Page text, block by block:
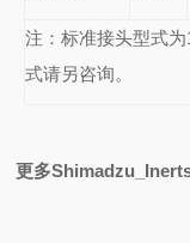
注：标准接头型式
式请另咨询。
更多